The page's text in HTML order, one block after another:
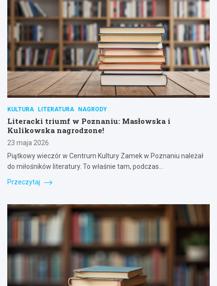
KULTURA LITERATURA NAGRODY
Literacki triumf w Poznaniu: Masłowska i
Kulikowska nagrodzone!
23 maja 2026
Piątkowy wieczór w Centrum Kultury Zamek w Poznaniu należał
do miłośników literatury. To właśnie tam, podczas…
Przeczytaj